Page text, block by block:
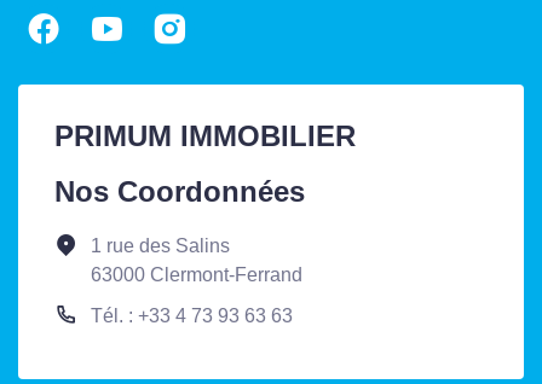
PRIMUM IMMOBILIER
Nos Coordonnées
1 rue des Salins
63000 Clermont-Ferrand
Tél. : +33 4 73 93 63 63